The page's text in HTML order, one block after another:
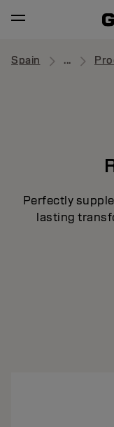
Spain ...
Perfectly
lasting